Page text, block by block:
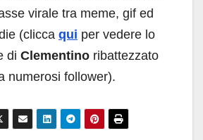
virale tra meme, gif ed
(clicca qui per vedere lo
di Clementino ribattezzato
numerosi follower).